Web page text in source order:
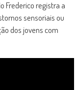
Frederico registra a
sensoriais ou
dos jovens com